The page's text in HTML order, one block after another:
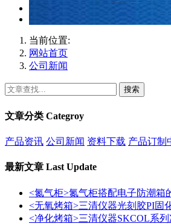
当前位置:
网站首页
公司新闻
搜索
文章分类 Categroy
产品资讯 公司新闻 资料下载 产品订制
最新文章 Last Update
<氮气柜>氮气柜搭配电子防潮箱
<无氧烤箱>三清仪器光刻胶PI固
<净化烤箱>三清仪器SKCOL系